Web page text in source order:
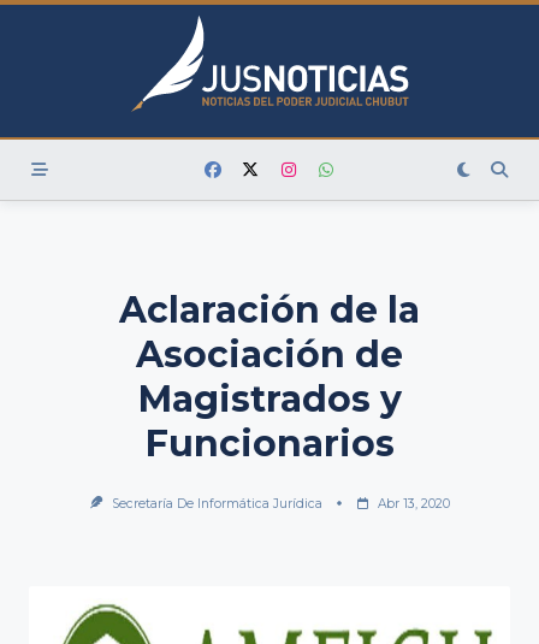
Skip
Aclaración de la
Asociación de
Magistrados y
Funcionarios
Secretaría De Informática Jurídica Abr 13, 2020